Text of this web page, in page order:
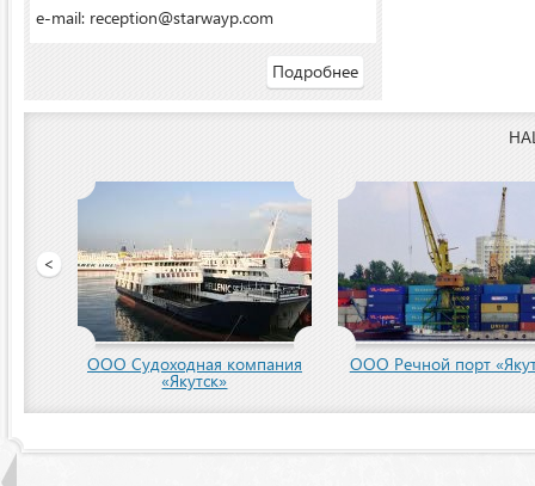
e-mail: reception@starwayp.com
Подробнее
<
ООО Речной порт «Якутск»
ООО «Якутский речной